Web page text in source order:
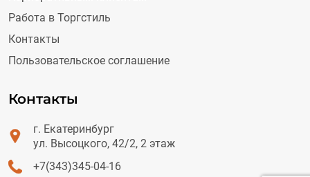
Работа в Торгстиль
Контакты
Пользовательское соглашение
Контакты
г. Екатеринбург
ул. Высоцкого, 42/2, 2 этаж
+7(343)345-04-16